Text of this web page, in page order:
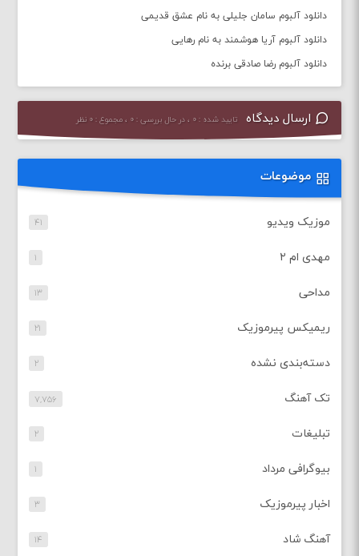
دانلود آلبوم سامان جلیلی به نام عشق قدیمی
دانلود آلبوم آریا هوشمند به نام رهایی
دانلود آلبوم رضا صادقی برنده
ارسال دیدگاه تایید شده : ۰ ، در حال بررسی : ۰ ، مجموع : ۰ نظر
موضوعات
موزیک ویدیو ۴۱
مهدی ام ۲ ۱
مداحی ۱۳
ریمیکس پیرموزیک ۲۱
دسته‌بندی نشده ۲
تک آهنگ ۷,۷۵۶
تبلیغات ۲
بیوگرافی مرداد ۱
اخبار پیرموزیک ۳
آهنگ شاد ۱۴